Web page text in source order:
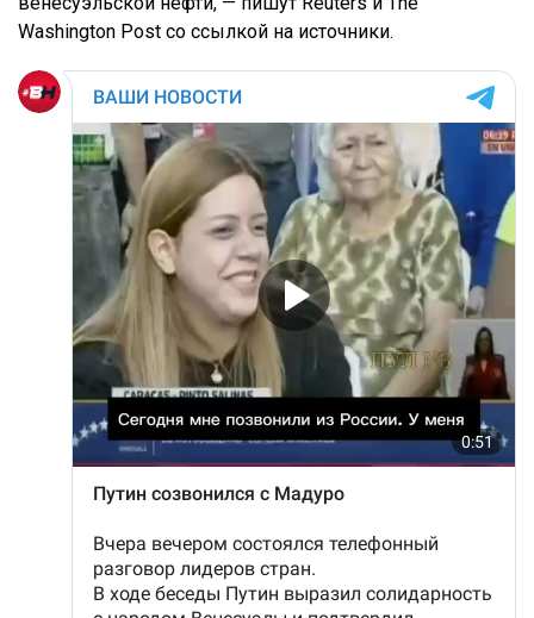
Washington Post со ссылкой на источники.